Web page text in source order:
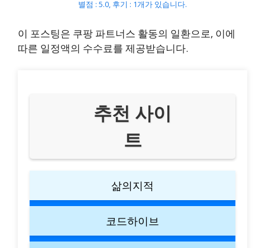
별점 : 5.0, 후기 : 1개가 있습니다.
이 포스팅은 쿠팡 파트너스 활동의 일환으로, 이에
따른 일정액의 수수료를 제공받습니다.
추천 사이
트
삶의지적
코드하이브